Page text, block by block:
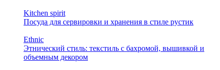
Kitchen spirit
Посуда для сервировки и хранения в стиле рустик
Ethnic
Этнический стиль: текстиль с бахромой, вышивкой и
объемным декором